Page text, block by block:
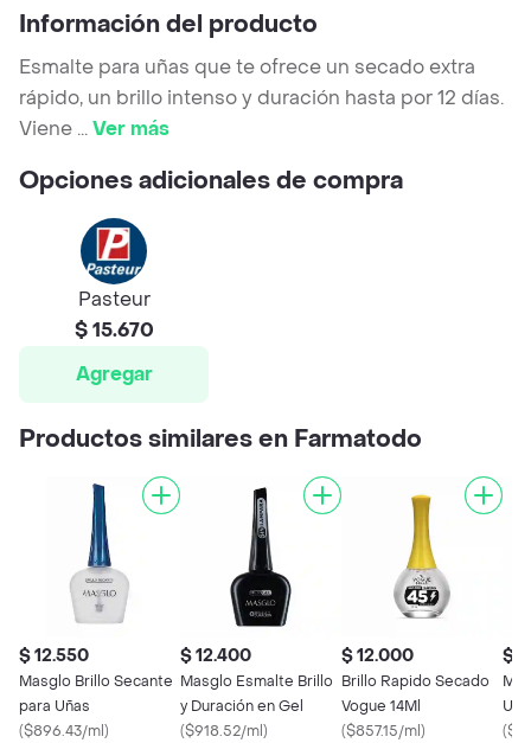
Información del producto
Esmalte para uñas que te ofrece un secado extra
rápido, un brillo intenso y duración hasta por 12 días.
Viene ...Ver más
Opciones adicionales de compra
Pasteur
$ 15.670
Agregar
Productos similares en Farmatodo
$ 12.550
Masglo Brillo Secante
para Uñas
($896.43/ml)
$ 12.400
Masglo Esmalte Brillo
y Duración en Gel
($918.52/ml)
$ 12.000
Brillo Rapido Secado
Vogue 14Ml
($857.15/ml)
$
Gel
(